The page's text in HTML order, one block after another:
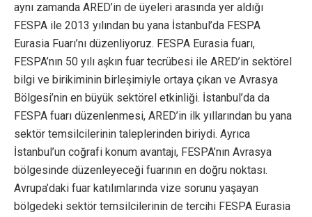
aynı zamanda ARED’in de üyeleri arasında yer aldığı
FESPA ile 2013 yılından bu yana İstanbul’da FESPA
Eurasia Fuarı’nı düzenliyoruz. FESPA Eurasia fuarı,
FESPA’nın 50 yılı aşkın fuar tecrübesi ile ARED’in sektörel
bilgi ve birikiminin birleşimiyle ortaya çıkan ve Avrasya
Bölgesi’nin en büyük sektörel etkinliği. İstanbul’da da
FESPA fuarı düzenlenmesi, ARED’in ilk yıllarından bu yana
sektör temsilcilerinin taleplerinden biriydi. Ayrıca
İstanbul’un coğrafi konum avantajı, FESPA’nın Avrasya
bölgesinde düzenleyeceği fuarının en doğru noktası.
Avrupa’daki fuar katılımlarında vize sorunu yaşayan
bölgedeki sektör temsilcilerinin de tercihi FESPA Eurasia